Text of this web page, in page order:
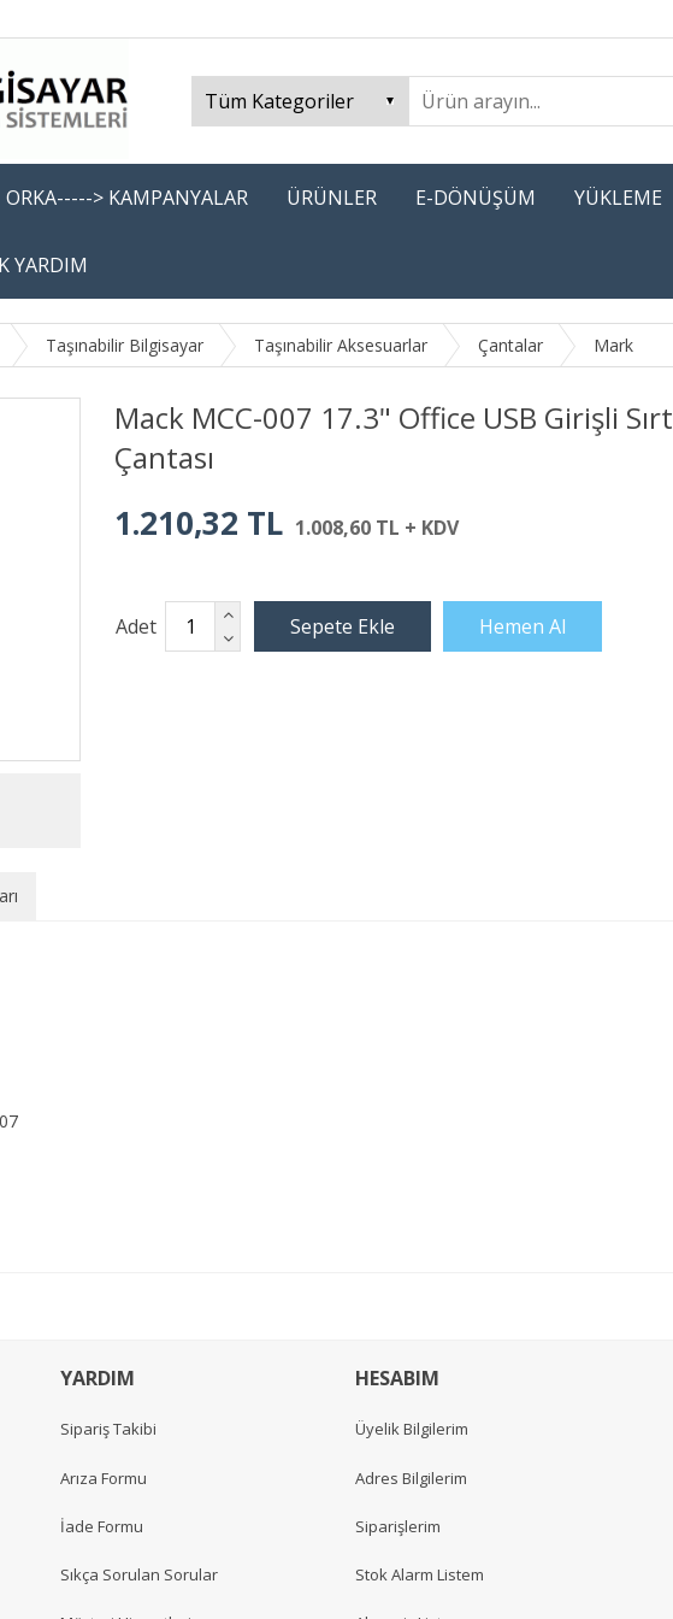
ORKA-----> KAMPANYALAR ÜRÜNLER E-DÖNÜŞÜM YÜKLEME
YARDIM
Taşınabilir Bilgisayar Taşınabilir Aksesuarlar Çantalar Mark
Mack MCC-007 17.3" Office USB Girişli Sırt
Çantası
1.210,32 TL 1.008,60 TL + KDV
Adet
YARDIM
Sipariş Takibi
Arıza Formu
İade Formu
Sıkça Sorulan Sorular
HESABIM
Üyelik Bilgilerim
Adres Bilgilerim
Siparişlerim
Stok Alarm Listem